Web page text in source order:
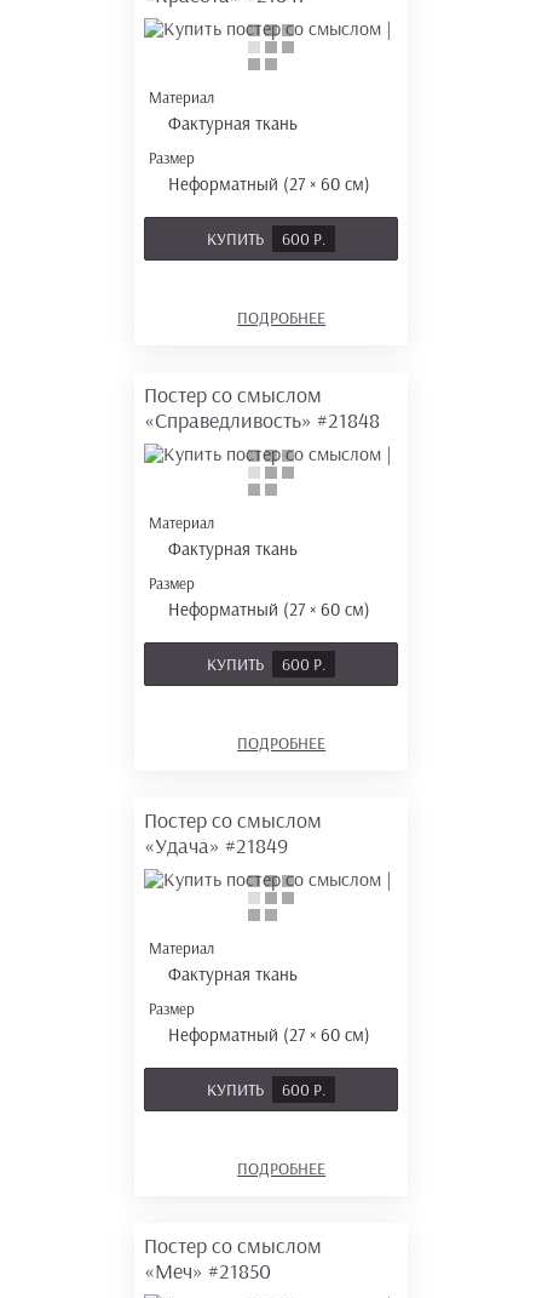
Материал
Фактурная ткань
Размер
Неформатный (27 × 60 см)
КУПИТЬ 600 Р.
ПОДРОБНЕЕ
Постер со смыслом
«Справедливость» #21848
Материал
Фактурная ткань
Размер
Неформатный (27 × 60 см)
КУПИТЬ 600 Р.
ПОДРОБНЕЕ
Постер со смыслом
«Удача» #21849
Материал
Фактурная ткань
Размер
Неформатный (27 × 60 см)
КУПИТЬ 600 Р.
ПОДРОБНЕЕ
Постер со смыслом
«Меч» #21850